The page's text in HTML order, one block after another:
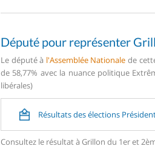
Député pour représenter
Le député à l'Assemblée Nationale de
de 58,77% avec la nuance politique
libérales)
Résultats des élections
Consultez le résultat à Grillon du 1er et